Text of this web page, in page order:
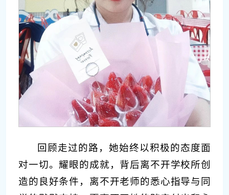
回顾走过的路，她始终以积极的态度面
对一切。耀眼的成就，背后离不开学校所创
造的良好条件，离不开老师的悉心指导与同